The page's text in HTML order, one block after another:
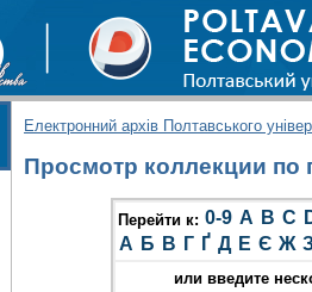
Електронний архів Полтавського
Просмотр коллекции по
Перейти к: 0-9 A B C
А Б В Г Ґ Д Е Є Ж
или введите